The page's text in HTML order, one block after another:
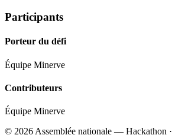
Participants
Porteur du défi
Équipe Minerve
Contributeurs
Équipe Minerve
© 2026 Assemblée nationale — Hackathon ·